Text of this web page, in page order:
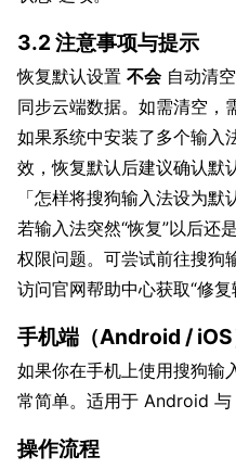
3.2 注意事项与提示
恢复默认设置 不会自动清
同步云端数据。如需清空，
如果系统中安装了多个输入
效，恢复默认后建议确认默
「怎样将搜狗输入法设为默
若输入法突然“恢复”以后还
权限问题。可尝试前往搜狗
访问官网帮助中心获取“修复
手机端（Android /
如果你在手机上使用搜狗输
常简单。适用于 Android 与
操作流程